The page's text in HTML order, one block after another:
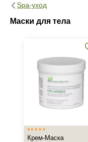
Spa-уход
Маски для тела
Россия
Тип товара
Маска
Крем-Маска